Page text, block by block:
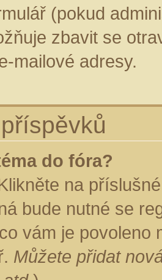
(pokud
zbavit se
mailové adresy.
do fóra?
na
bude nutné se
vám je
Můžete přidat